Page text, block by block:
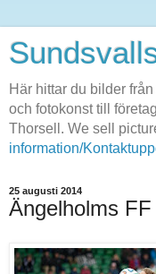
Här hittar du bilder
och fotokonst till
Thorsell. We sell
information/
25 augusti 2014
Ängelholms